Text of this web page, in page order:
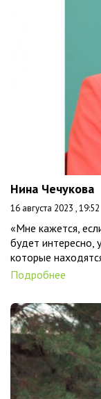
Нина Чечукова
16 августа 2023 , 19:52
«Мне кажется,
будет интересно,
которые
Подробнее